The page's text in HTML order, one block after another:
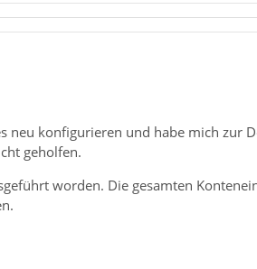
neu konfigurieren und habe mich zur
geholfen.
worden. Die gesamten